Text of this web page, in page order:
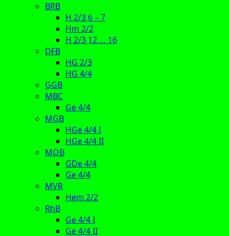
BRB
H 2/3 6 – 7
Hm 2/2
H 2/3 12 … 16
DFB
HG 2/3
HG 4/4
GGB
MBC
Ge 4/4
MGB
HGe 4/4 I
HGe 4/4 II
MOB
GDe 4/4
Ge 4/4
MVR
Hem 2/2
RhB
Ge 4/4 I
Ge 4/4 II